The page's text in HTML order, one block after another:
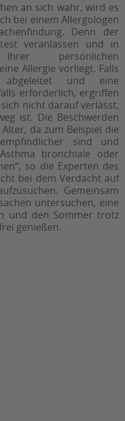
an sich wahr, wird es
bei einem Allergologen
Denn der
veranlassen und in
persönlichen
Allergie vorliegt. Falls
und eine
erforderlich, ergriffen
nicht darauf verlässt,
ist. Die Beschwerden
da zum Beispiel die
sind und
bronchiale oder
so die Experten des
bei dem Verdacht auf
Gemeinsam
untersuchen, eine
und den Sommer trotz
genießen.